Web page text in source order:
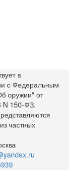
в
с Федеральным
оружии" от
N 150-ФЗ.
частных